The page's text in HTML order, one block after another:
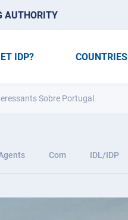
AUTHORITY
IDP? COUNTRIES
Sobre Portugal
Com IDL/IDP